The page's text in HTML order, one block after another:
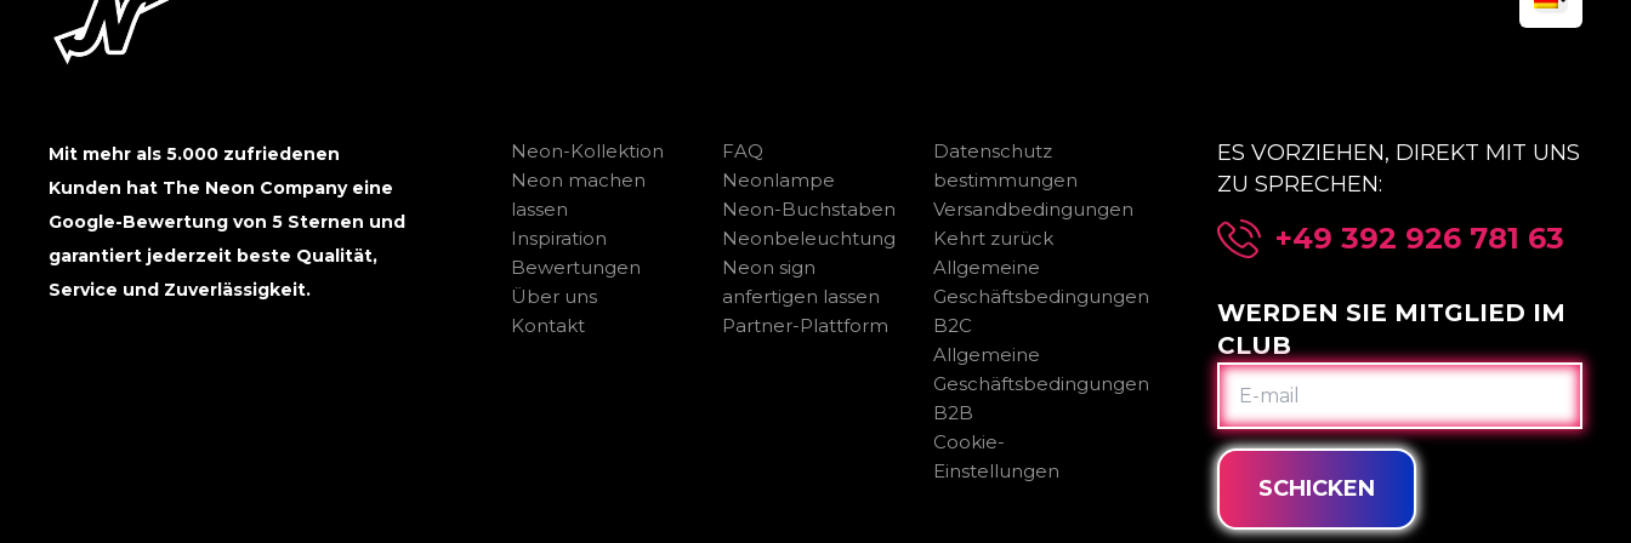
Mit mehr als 5.000 zufriedenen
Kunden hat The Neon Company eine
Google-Bewertung von 5 Sternen und
garantiert jederzeit beste Qualität,
Service und Zuverlässigkeit.
Neon-Kollektion
Neon machen
lassen
Inspiration
Bewertungen
Über uns
Kontakt
FAQ
Neonlampe
Neon-Buchstaben
Neonbeleuchtung
Neon sign
anfertigen lassen
Partner-Plattform
Datenschutz
bestimmungen
Versandbedingungen
Kehrt zurück
Allgemeine
Geschäftsbedingungen
B2C
Allgemeine
Geschäftsbedingungen
B2B
Cookie-
Einstellungen
ES VORZIEHEN, DIREKT MIT UNS
ZU SPRECHEN:
+49 392 926 781 63
WERDEN SIE MITGLIED IM
CLUB
E-
MAIL
SCHICKEN